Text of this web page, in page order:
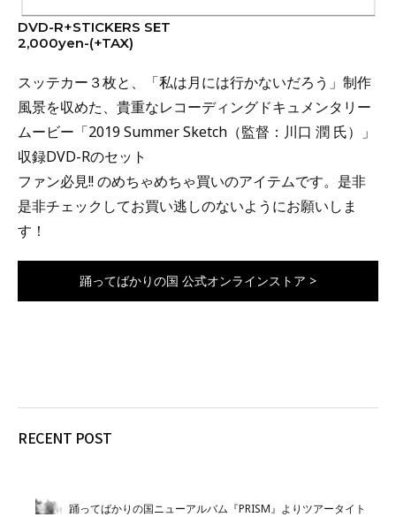
DVD-R+STICKERS SET
2,000yen-(+TAX)
スッテカー３枚と、「私は月には行かないだろう」制作
風景を収めた、貴重なレコーディングドキュメンタリー
ムービー「2019 Summer Sketch（監督：川口 潤 氏）」
収録DVD-Rのセット
ファン必見!! のめちゃめちゃ買いのアイテムです。是非
是非チェックしてお買い逃しのないようにお願いしま
す！
踊ってばかりの国 公式オンラインストア >
RECENT POST
踊ってばかりの国ニューアルバム『PRISM』よりツアータイト